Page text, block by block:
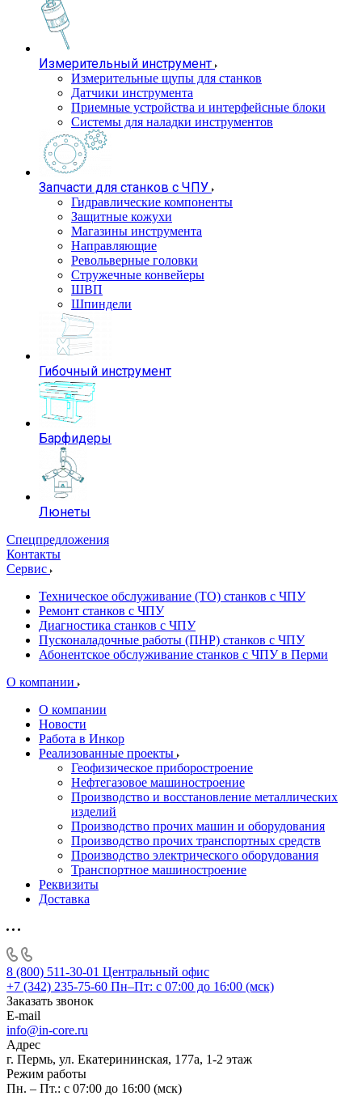
Измерительный инструмент
Измерительные щупы для станков
Датчики инструмента
Приемные устройства и интерфейсные блоки
Системы для наладки инструментов
Запчасти для станков с ЧПУ
Гидравлические компоненты
Защитные кожухи
Магазины инструмента
Направляющие
Револьверные головки
Стружечные конвейеры
ШВП
Шпиндели
Гибочный инструмент
Барфидеры
Люнеты
Спецпредложения
Контакты
Сервис
Техническое обслуживание (ТО) станков с ЧПУ
Ремонт станков с ЧПУ
Диагностика станков с ЧПУ
Пусконаладочные работы (ПНР) станков с ЧПУ
Абонентское обслуживание станков с ЧПУ в Перми
О компании
О компании
Новости
Работа в Инкор
Реализованные проекты
Геофизическое приборостроение
Нефтегазовое машиностроение
Производство и восстановление металлических
изделий
Производство прочих машин и оборудования
Производство прочих транспортных средств
Производство электрического оборудования
Транспортное машиностроение
Реквизиты
Доставка
8 (800) 511-30-01 Центральный офис
+7 (342) 235-75-60 Пн–Пт: с 07:00 до 16:00 (мск)
Заказать звонок
E-mail
info@in-core.ru
Адрес
г. Пермь, ул. ​Екатерининская, 177а, ​1-2 этаж
Режим работы
Пн. – Пт.: с 07:00 до 16:00 (мск)